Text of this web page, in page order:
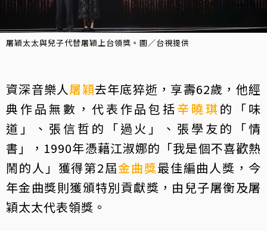
屠穎太太與兒子代替屠穎上台領獎。圖／台視提供
資深音樂人屠穎去年底猝逝，享壽62歲，他經
典作品無數，代表作品包括辛曉琪的「味
道」、張信哲的「過火」、張學友的「情
書」，1990年憑藉江淑娜的「我是個不喜歡熱
鬧的人」獲得第2屆金曲獎最佳編曲人獎，今
年金曲獎則獲頒特別貢獻獎，由兒子屠衡及屠
穎太太代表領獎。